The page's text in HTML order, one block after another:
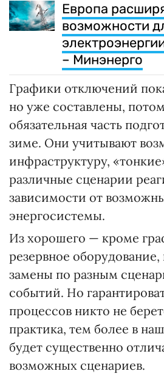
Европа
возможности
– Минэнерго
Графики отключений
но уже составлены,
обязательная часть
зиме. Они учитывают
инфраструктуру,
различные сценарии
зависимости от
энергосистемы.
Из хорошего — кроме
резервное
замены по разным
событий. Но
процессов никто не
практика, тем более в
будет существенно
возможных сценариев.